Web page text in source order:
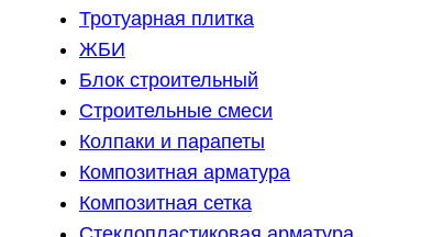
Тротуарная плитка
ЖБИ
Блок строительный
Строительные смеси
Колпаки и парапеты
Композитная арматура
Композитная сетка